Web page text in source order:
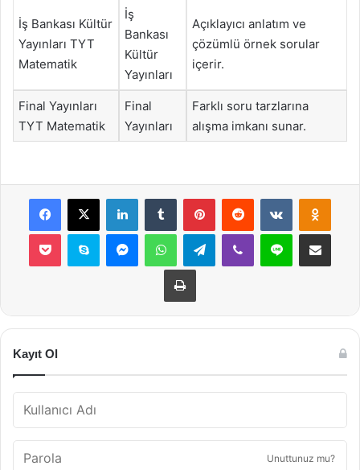
İş Bankası Kültür
Yayınları TYT
Matematik
İş
Bankası
Kültür
Yayınları
Açıklayıcı anlatım ve
çözümlü örnek sorular
içerir.
Final Yayınları
TYT Matematik
Final
Yayınları
Farklı soru tarzlarına
alışma imkanı sunar.
Facebook
X LinkedInTumblr PinterestReddit VKontakte
Pocket Skype MessengerWhatsAppTelegramViber Line E-Posta ile
Yazdır
Kayıt Ol
Unuttunuz mu?